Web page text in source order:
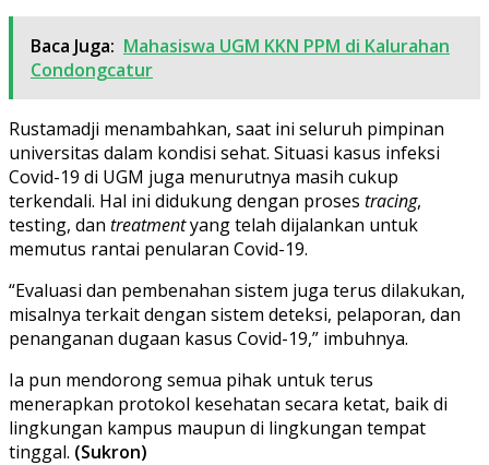
Baca Juga: Mahasiswa UGM KKN PPM di Kalurahan
Condongcatur
Rustamadji menambahkan, saat ini seluruh pimpinan
universitas dalam kondisi sehat. Situasi kasus infeksi
Covid-19 di UGM juga menurutnya masih cukup
terkendali. Hal ini didukung dengan proses tracing,
testing, dan treatmentyang telah dijalankan untuk
memutus rantai penularan Covid-19.
“Evaluasi dan pembenahan sistem juga terus dilakukan,
misalnya terkait dengan sistem deteksi, pelaporan, dan
penanganan dugaan kasus Covid-19,” imbuhnya.
Ia pun mendorong semua pihak untuk terus
menerapkan protokol kesehatan secara ketat, baik di
lingkungan kampus maupun di lingkungan tempat
tinggal. (Sukron)